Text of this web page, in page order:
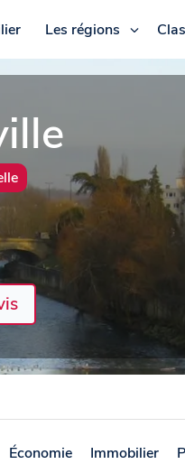
Les régions
Économie Immobilier